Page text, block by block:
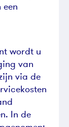
wordt u
van
via de
In de